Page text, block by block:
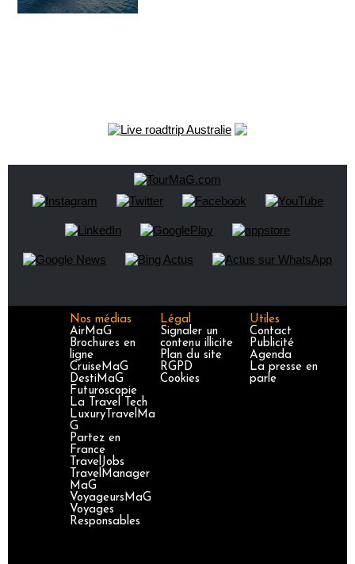
Nos médias
AirMaG
Brochures en
ligne
CruiseMaG
DestiMaG
Futuroscopie
La Travel Tech
LuxuryTravelMa
G
Partez en
France
TravelJobs
TravelManager
MaG
VoyageursMaG
Voyages
Responsables
Légal
Signaler un
contenu illicite
Plan du site
RGPD
Cookies
Utiles
Contact
Publicité
Agenda
La presse en
parle